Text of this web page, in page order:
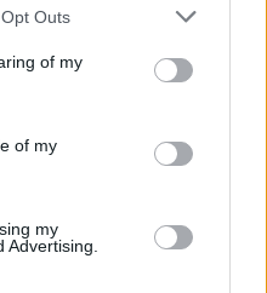
uses one or more Google
You may click to
and its third-party tags to
purposes in below Google
Outs
of my
of my
my
Advertising.
gázt és távhőt
egy teljesen új
képzeli el a holding
szolgáltatók
– eddig ez sem volt
„az uniós
fenntartása és a